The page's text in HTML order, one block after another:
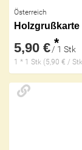
Österreich
Holzgrußkarte
5,90 € *
/ 1 Stk
1 * 1 Stk (5,90 € /